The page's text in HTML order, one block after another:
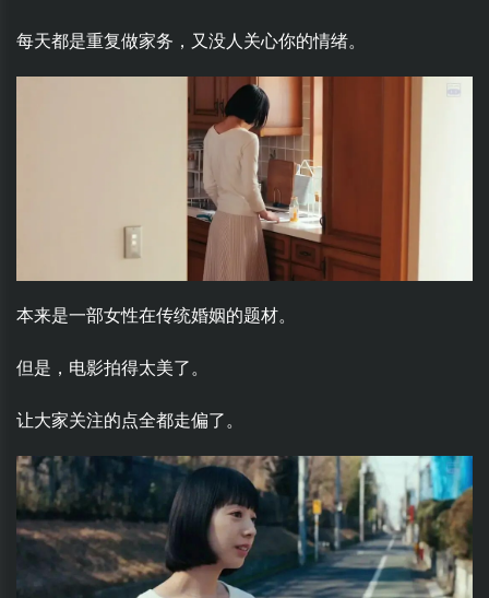
每天都是重复做家务，又没人关心你的情绪。
本来是一部女性在传统婚姻的题材。
但是，电影拍得太美了。
让大家关注的点全都走偏了。